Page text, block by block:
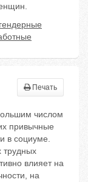
гендерные
Печать
числом
привычные
в социуме.
трудных
влияет на
на